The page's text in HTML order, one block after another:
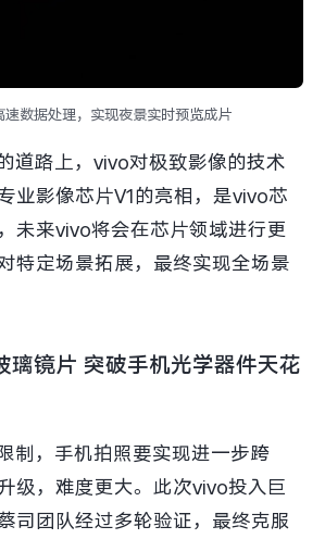
速数据处理，实现夜景实时预览成片
道路上，vivo对极致影像的技术
业影像芯片V1的亮相，是vivo芯
未来vivo将会在芯片领域进行更
特定场景拓展，最终实现全场景
璃镜片 突破手机光学器件天花
制，手机拍照要实现进一步跨
级，难度更大。此次vivo投入巨
司团队经过多轮验证，最终克服